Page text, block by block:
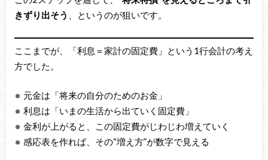
きずり出そう
、というのが狙いです。
ここまでが、「利息＝家計の固定費」という1行会計の考え
方でした。
元金は「将来の自分のためのお金」
利息は「いまの生活から出ていく固定費」
金利が上がると、この固定費がじわじわ増えていく
感応表を作れば、その“増え方”が数字で見える